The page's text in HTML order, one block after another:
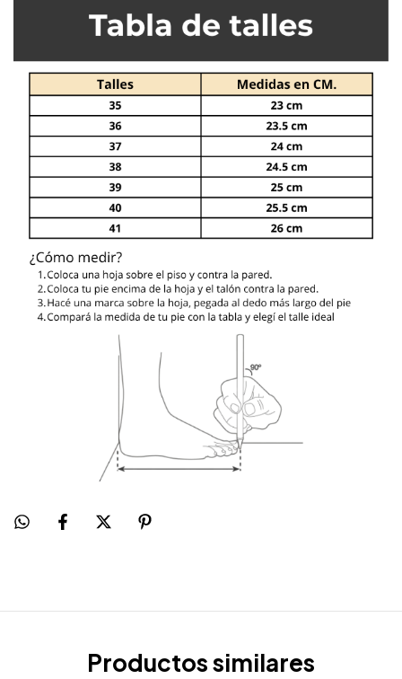
Productos similares